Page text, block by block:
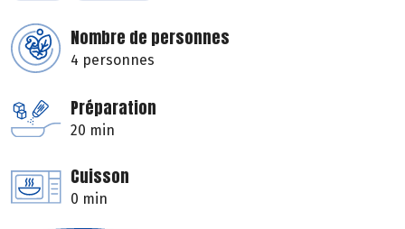
Nombre de personnes
4 personnes
Préparation
20 min
Cuisson
0 min